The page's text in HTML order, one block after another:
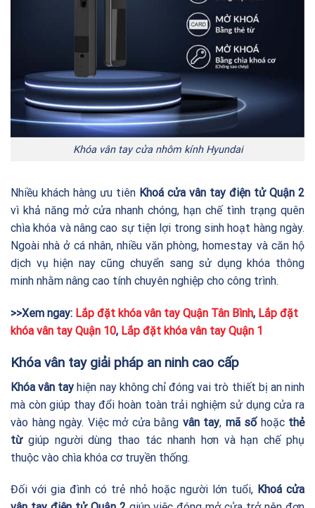
Khóa vân tay cửa nhôm kính Hyundai
Nhiều khách hàng ưu tiên Khoá cửa vân tay điện tử Quận 2
vì khả năng mở cửa nhanh chóng, hạn chế tình trạng quên
chìa khóa và nâng cao sự tiện lợi trong sinh hoạt hàng ngày.
Ngoài nhà ở cá nhân, nhiều văn phòng, homestay và căn hộ
dịch vụ hiện nay cũng chuyển sang sử dụng khóa thông
minh nhằm nâng cao tính chuyên nghiệp cho công trình.
>>Xem ngay: Lắp đặt khóa vân tay Quận Tân Bình, Lắp đặt
khóa vân tay Quận 10, Lắp đặt khóa vân tay Quận 1
Khóa vân tay giải pháp an ninh cao cấp
Khóa vân tay hiện nay không chỉ đóng vai trò thiết bị an ninh
mà còn giúp thay đổi hoàn toàn trải nghiệm sử dụng cửa ra
vào hàng ngày. Việc mở cửa bằng vân tay, mã sốhoặc thẻ
từgiúp người dùng thao tác nhanh hơn và hạn chế phụ
thuộc vào chìa khóa cơ truyền thống.
Đối với gia đình có trẻ nhỏ hoặc người lớn tuổi, Khoá cửa